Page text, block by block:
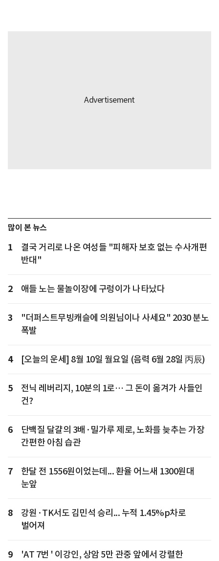
많이 본 뉴스
1
결국 거리로 나온 여성들 "피해자 보호 없는 수사개편
반대"
2 애들 노는 물놀이장에 구렁이가 나타났다
3
"더퍼스트무빙캐슬에 의원님이나 사세요" 2030 분노
폭발
4 [오늘의 운세] 8월 10일 월요일 (음력 6월 28일 丙辰)
5
전닉 레버리지, 10분의 1로… 그 돈이 옮겨가 사들인
건?
6
단백질 달걀의 3배·밀가루 제로, 노화를 늦추는 가장
간편한 아침 습관
7
한달 전 1556원이었는데... 환율 어느새 1300원대
눈앞
8
강원·TK서도 김민석 승리... 누적 1.45%p차로
벌어져
9
'AT 7번 ' 이강인, 상암 5만 관중 앞에서 강렬한